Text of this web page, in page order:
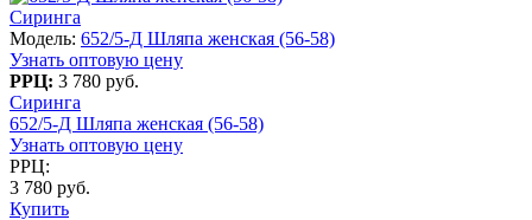
Сиринга
Модель: 652/5-Д Шляпа женская (56-58)
Узнать оптовую цену
РРЦ: 3 780 руб.
Сиринга
652/5-Д Шляпа женская (56-58)
Узнать оптовую цену
РРЦ:
3 780 руб.
Купить